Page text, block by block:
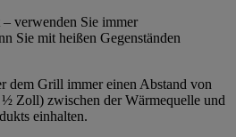
verwenden Sie immer
Sie mit heißen Gegenständen
dem Grill immer einen Abstand von
Zoll) zwischen der Wärmequelle und
einhalten.